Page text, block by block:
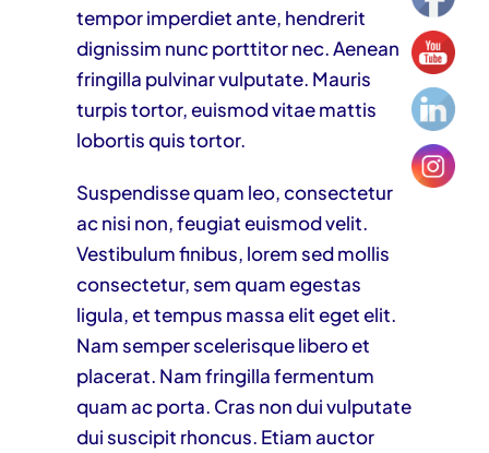
tempor imperdiet ante, hendrerit
dignissim nunc porttitor nec. Aenean
fringilla pulvinar vulputate. Mauris
turpis tortor, euismod vitae mattis
lobortis quis tortor.
Suspendisse quam leo, consectetur
ac nisi non, feugiat euismod velit.
Vestibulum finibus, lorem sed mollis
consectetur, sem quam egestas
ligula, et tempus massa elit eget elit.
Nam semper scelerisque libero et
placerat. Nam fringilla fermentum
quam ac porta. Cras non dui vulputate
dui suscipit rhoncus. Etiam auctor